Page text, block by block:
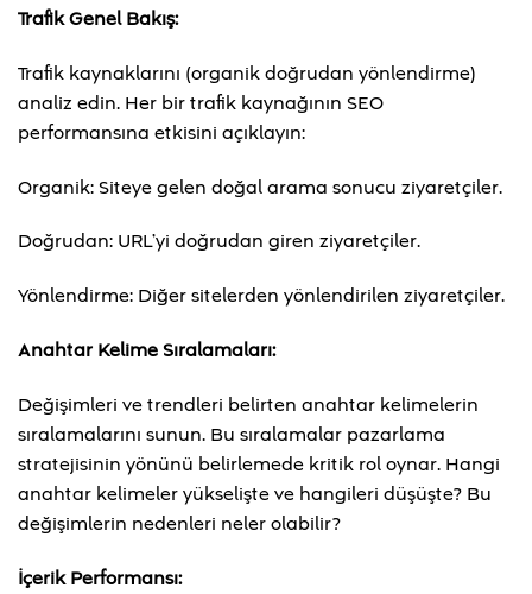
Trafik Genel Bakış:
Trafik kaynaklarını (organik doğrudan yönlendirme)
analiz edin. Her bir trafik kaynağının SEO
performansına etkisini açıklayın:
Organik: Siteye gelen doğal arama sonucu ziyaretçiler.
Doğrudan: URL’yi doğrudan giren ziyaretçiler.
Yönlendirme: Diğer sitelerden yönlendirilen ziyaretçiler.
Anahtar Kelime Sıralamaları:
Değişimleri ve trendleri belirten anahtar kelimelerin
sıralamalarını sunun. Bu sıralamalar pazarlama
stratejisinin yönünü belirlemede kritik rol oynar. Hangi
anahtar kelimeler yükselişte ve hangileri düşüşte? Bu
değişimlerin nedenleri neler olabilir?
İçerik Performansı: